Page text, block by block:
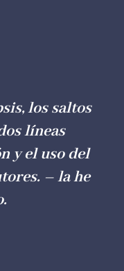
los saltos
líneas
y el uso del
– la he